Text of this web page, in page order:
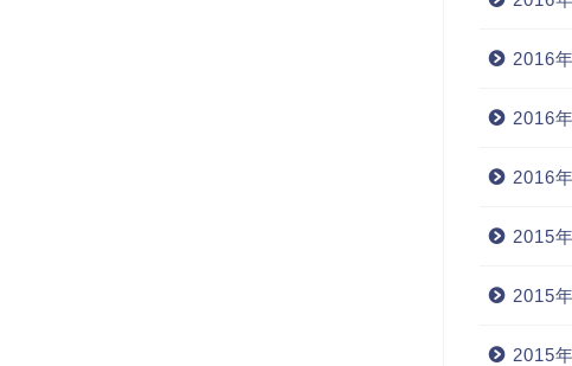
2016
2016
2016
2015
2015
2015